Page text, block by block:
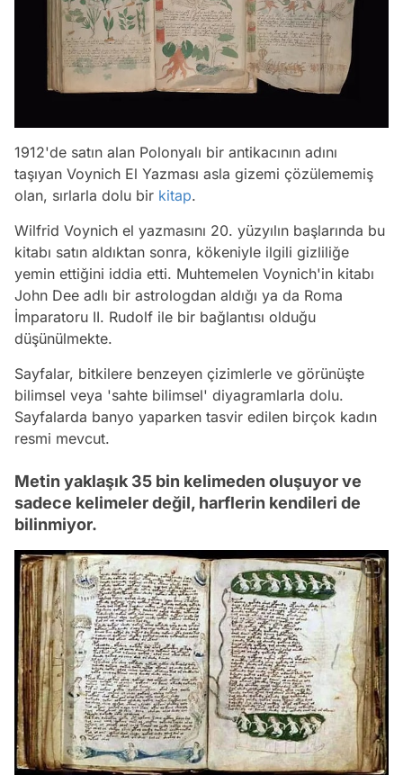
1912'de satın alan Polonyalı bir antikacının adını
taşıyan Voynich El Yazması asla gizemi çözülememiş
olan, sırlarla dolu bir kitap.
Wilfrid Voynich el yazmasını 20. yüzyılın başlarında bu
kitabı satın aldıktan sonra, kökeniyle ilgili gizliliğe
yemin ettiğini iddia etti. Muhtemelen Voynich'in kitabı
John Dee adlı bir astrologdan aldığı ya da Roma
İmparatoru II. Rudolf ile bir bağlantısı olduğu
düşünülmekte.
Sayfalar, bitkilere benzeyen çizimlerle ve görünüşte
bilimsel veya 'sahte bilimsel' diyagramlarla dolu.
Sayfalarda banyo yaparken tasvir edilen birçok kadın
resmi mevcut.
Metin yaklaşık 35 bin kelimeden oluşuyor ve
sadece kelimeler değil, harflerin kendileri de
bilinmiyor.